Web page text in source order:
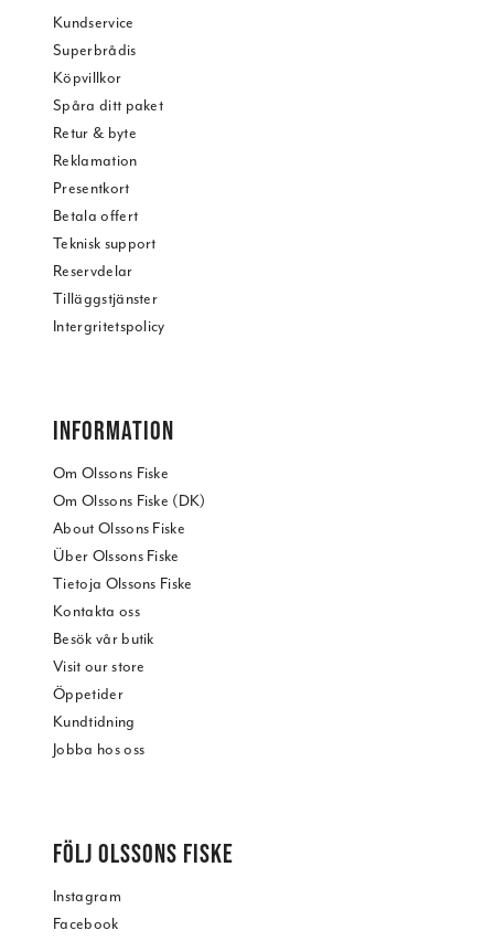
Kundservice
Superbrådis
Köpvillkor
Spåra ditt paket
Retur & byte
Reklamation
Presentkort
Betala offert
Teknisk support
Reservdelar
Tilläggstjänster
Intergritetspolicy
INFORMATION
Om Olssons Fiske
Om Olssons Fiske (DK)
About Olssons Fiske
Über Olssons Fiske
Tietoja Olssons Fiske
Kontakta oss
Besök vår butik
Visit our store
Öppetider
Kundtidning
Jobba hos oss
FÖLJ OLSSONS FISKE
Instagram
Facebook